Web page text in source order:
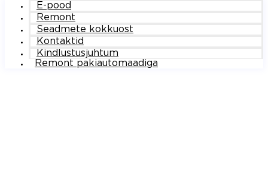
E-pood
Remont
Seadmete kokkuost
Kontaktid
Kindlustusjuhtum
Remont pakiautomaadiga